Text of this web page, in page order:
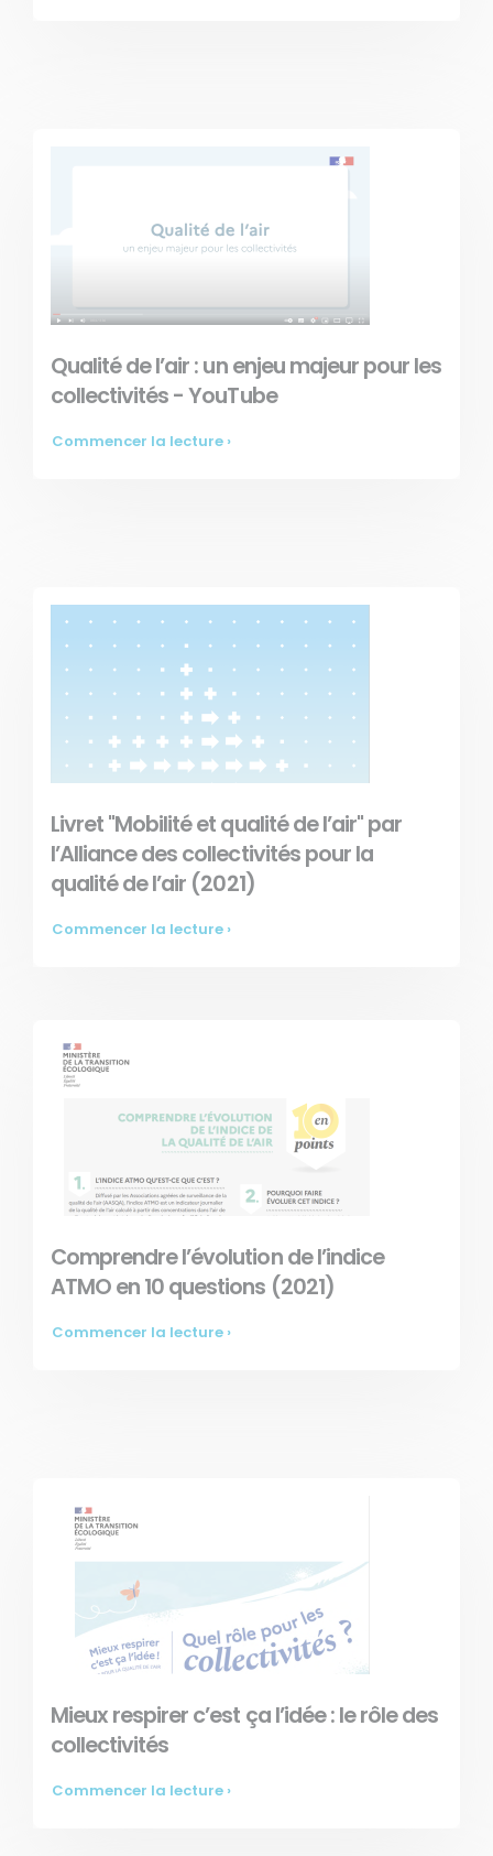
Qualité de l’air : un enjeu majeur pour les
collectivités - YouTube
Commencer la lecture ›
Livret "Mobilité et qualité de l’air" par
l’Alliance des collectivités pour la
qualité de l’air (2021)
Commencer la lecture ›
Comprendre l’évolution de l’indice
ATMO en 10 questions (2021)
Commencer la lecture ›
Mieux respirer c’est ça l’idée : le rôle des
collectivités
Commencer la lecture ›